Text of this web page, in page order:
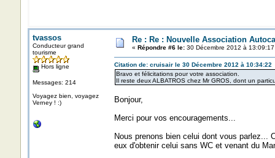
tvassos
Conducteur grand
tourisme
Hors ligne
Messages: 214
Voyagez bien, voyagez
Verney ! :)
Re : Re : Nouvelle Association
« Répondre #6 le:30 Décembre 2012 à 13:09:17
Citation de: cruisair le 30 Décembre 2012 à 10:34:22
Bravo et félicitations pour votre association.
Il reste deux ALBATROS chez Mr GROS, dont un
Bonjour,
Merci pour vos encouragements...
Nous prenons bien celui dont vous parlez...
eux d'obtenir celui sans WC et venant du